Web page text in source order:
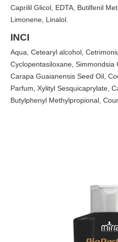
Caprilil Glicol, EDTA, Butilfenil
Limonene, Linalol.
INCI
Aqua, Cetearyl alcohol,
Cyclopentasiloxane, Simmondsia
Carapa Guaianensis Seed Oil,
Parfum, Xylityl Sesquicaprylate,
Butylphenyl Methylpropional,